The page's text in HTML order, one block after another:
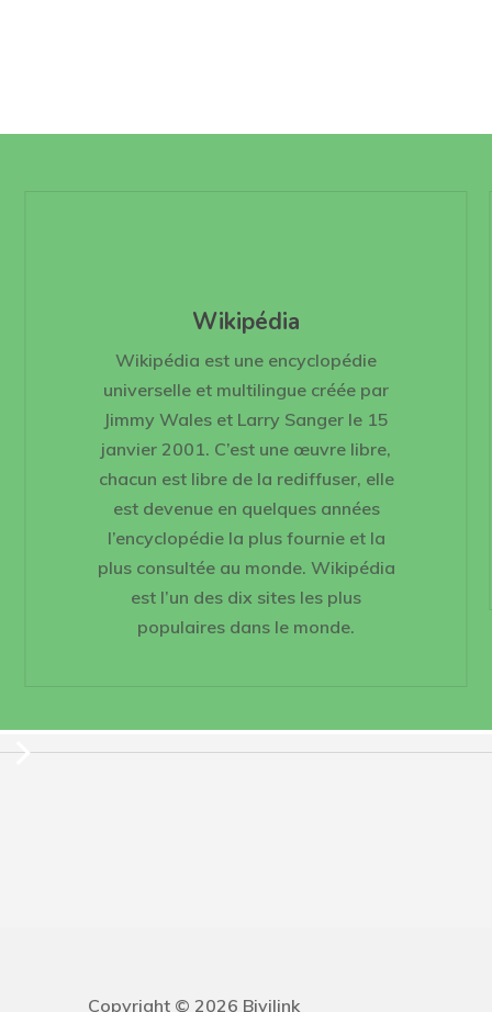
Wikipédia
Wikipédia est une encyclopédie
universelle et multilingue créée par
Jimmy Wales et Larry Sanger le 15
janvier 2001. C’est une œuvre libre,
chacun est libre de la rediffuser, elle
est devenue en quelques années
l’encyclopédie la plus fournie et la
plus consultée au monde. Wikipédia
est l’un des dix sites les plus
populaires dans le monde.
Copyright © 2026 Bivilink